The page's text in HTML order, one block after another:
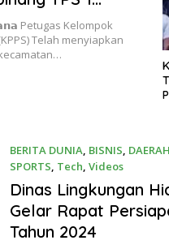
Kondusif
Petugas Kelompok
Telah menyiapkan
BERITA DUNIA, BISNIS, DAERAH
SPORTS, Tech, Videos
23 November 2024
Dinas Lingkungan
Gelar Rapat
Tahun 2024